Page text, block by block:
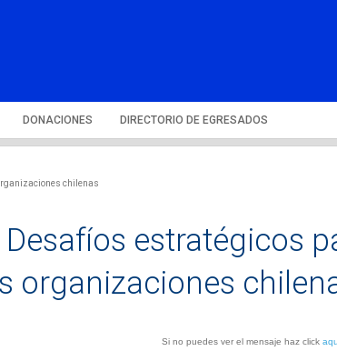
DONACIONES DIRECTORIO DE EGRESADOS
chilenas
estratégicos
organizaciones
Si no puedes ver el mensaje haz click